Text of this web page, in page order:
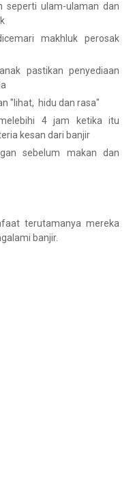
seperti ulam-ulaman dan
makhluk perosak
pastikan penyediaan
"lihat, hidu dan rasa"
4 jam ketika itu
kesan dari banjir
sebelum makan dan
terutamanya mereka
banjir.